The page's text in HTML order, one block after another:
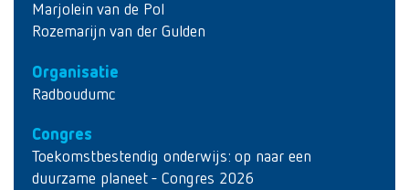
Marjolein van de Pol
Rozemarijn van der Gulden
Organisatie
Radboudumc
Congres
Toekomstbestendig onderwijs: op naar een
duurzame planeet - Congres 2026